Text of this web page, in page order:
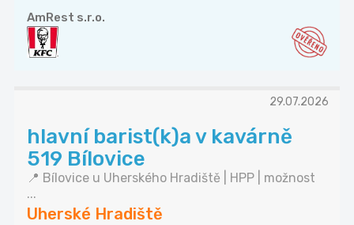
AmRest s.r.o.
29.07.2026
hlavní barist(k)a v kavárně
519 Bílovice
📍 Bílovice u Uherského Hradiště | HPP | možnost
...
Uherské Hradiště